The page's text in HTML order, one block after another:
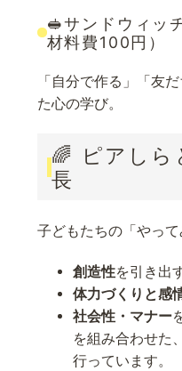
🥪サンドウィッ
材料費100円）
「自分で作る」「友
た心の学び。
🌈 ピアしら
長
子どもたちの「やって
創造性を引き出
体力づくりと感
社会性・マナー
を組み合わせた
行っています。